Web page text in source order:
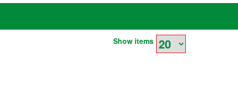
Show items